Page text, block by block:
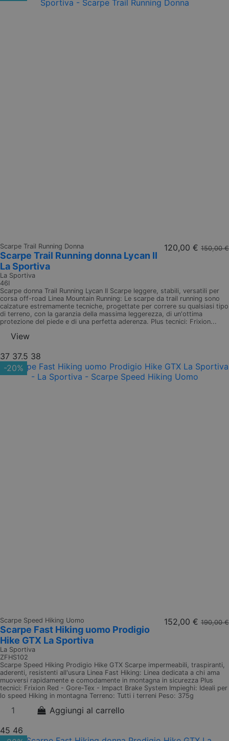
Scarpe Trail Running Donna
Scarpe Trail Running donna Lycan II
La Sportiva
La Sportiva
46I
120,00 € 150,00 €
Scarpe donna Trail Running Lycan II Scarpe leggere, stabili, versatili per
corsa off-road Linea Mountain Running: Le scarpe da trail running sono
calzature estremamente tecniche, progettate per correre su qualsiasi tipo
di terreno, con la garanzia della massima leggerezza, di un'ottima
protezione del piede e di una perfetta aderenza. Plus tecnici: Frixion...
View
37 37.5 38
-20%
Scarpe Speed Hiking Uomo
Scarpe Fast Hiking uomo Prodigio
Hike GTX La Sportiva
La Sportiva
ZFHS102
152,00 € 190,00 €
Scarpe Speed Hiking Prodigio Hike GTX Scarpe impermeabili, traspiranti,
aderenti, resistenti all'usura Linea Fast Hiking: Linea dedicata a chi ama
muoversi rapidamente e comodamente in montagna in sicurezza Plus
tecnici: Frixion Red - Gore-Tex - Impact Brake System Impieghi: Ideali per
lo speed Hiking in montagna Terreno: Tutti i terreni Peso: 375g
Aggiungi al carrello
45 46